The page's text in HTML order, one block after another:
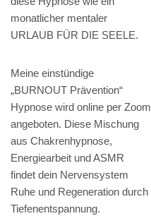
monatlicher mentaler
URLAUB FÜR DIE SEELE.
Meine einstündige
„BURNOUT Prävention“
Hypnose wird online per Zoom
angeboten. Diese Mischung
aus Chakrenhypnose,
Energiearbeit und ASMR
findet dein Nervensystem
Ruhe und Regeneration durch
Tiefenentspannung.